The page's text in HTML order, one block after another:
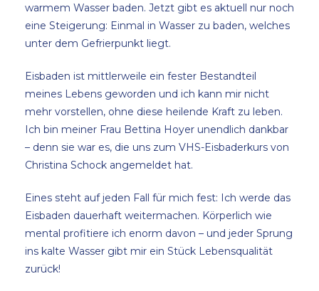
warmem Wasser baden. Jetzt gibt es aktuell nur noch
eine Steigerung: Einmal in Wasser zu baden, welches
unter dem Gefrierpunkt liegt.
Eisbaden ist mittlerweile ein fester Bestandteil
meines Lebens geworden und ich kann mir nicht
mehr vorstellen, ohne diese heilende Kraft zu leben.
Ich bin meiner Frau Bettina Hoyer unendlich dankbar
– denn sie war es, die uns zum VHS-Eisbaderkurs von
Christina Schock angemeldet hat.
Eines steht auf jeden Fall für mich fest: Ich werde das
Eisbaden dauerhaft weitermachen. Körperlich wie
mental profitiere ich enorm davon – und jeder Sprung
ins kalte Wasser gibt mir ein Stück Lebensqualität
zurück!